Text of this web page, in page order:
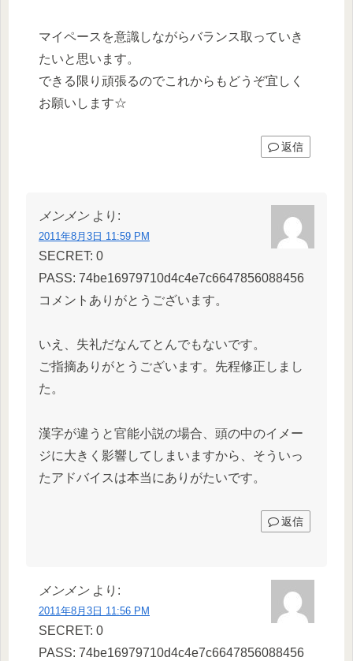
マイペースを意識しながらバランス取っていき
たいと思います。
できる限り頑張るのでこれからもどうぞ宜しく
お願いします☆
返信
メンメン より:
2011年8月3日 11:59 PM
SECRET: 0
PASS: 74be16979710d4c4e7c6647856088456
コメントありがとうございます。
いえ、失礼だなんてとんでもないです。
ご指摘ありがとうございます。先程修正しまし
た。
漢字が違うと官能小説の場合、頭の中のイメー
ジに大きく影響してしまいますから、そういっ
たアドバイスは本当にありがたいです。
返信
メンメン より:
2011年8月3日 11:56 PM
SECRET: 0
PASS: 74be16979710d4c4e7c6647856088456